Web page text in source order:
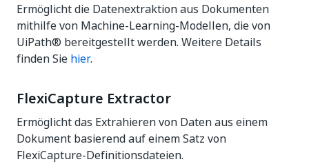
Ermöglicht die Datenextraktion aus Dokumenten
mithilfe von Machine-Learning-Modellen, die von
UiPath® bereitgestellt werden. Weitere Details
finden Sie hier.
FlexiCapture Extractor
Ermöglicht das Extrahieren von Daten aus einem
Dokument basierend auf einem Satz von
FlexiCapture-Definitionsdateien.